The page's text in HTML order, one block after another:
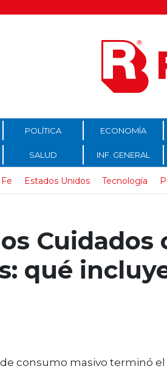
POLÍTICA ECONOMÍA
SALUD INF. GENERAL
Estados Unidos Tecnología
Cuidados
qué
de consumo masivo terminó el